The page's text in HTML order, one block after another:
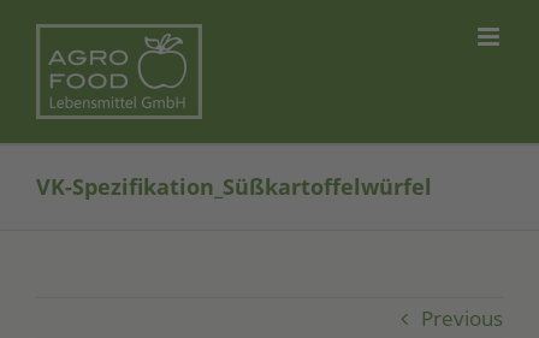
content
VK-Spezifikation_Süßkartoffelwürfel
Previous